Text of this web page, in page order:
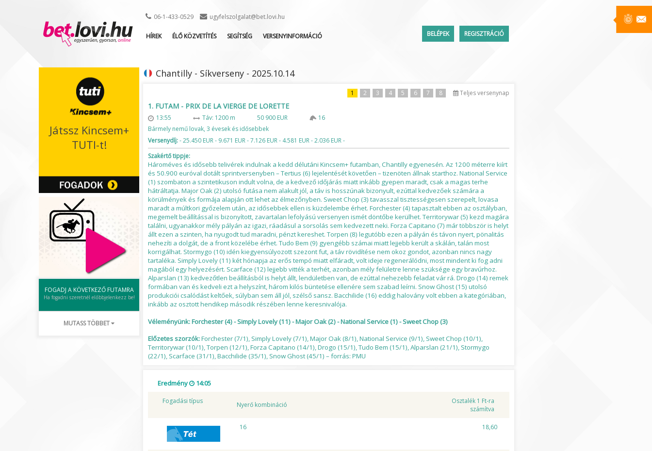
06-1-433-0529 ugyfelszolgalat@bet.lovi.hu
HÍREK ÉLŐ KÖZVETÍTÉS
SEGÍTSÉG
SEGÉDLET
GYAKORI KÉRDÉSEK
ÉLŐ KÖZVETÍTÉS
HÍRLEVÉL
DOKUMENTUMOK
VERSENYINFORMÁCIÓ
LEJELENTETTEK LISTÁJA
BELÉPEK REGISZTRÁCIÓ
Játssz Kincsem+
TUTI-t!
FOGADJ A KÖVETKEZŐ FUTAMRA
Ha fogadni szeretnél előbbjelenkezz be!
MUTASS TÖBBET
Chantilly - Síkverseny - 2025.10.14
Teljes versenynap
1 2 3 4 5 6 7 8
1. FUTAM - PRIX DE LA VIERGE DE LORETTE
13:55 Táv: 1200 m 50 900 EUR
16
Bármely nemű lovak, 3 évesek és idősebbek
Versenydíj:- 25.450 EUR - 9.671 EUR - 7.126 EUR - 4.581 EUR - 2.036 EUR -
Szakértő tippje:
Hároméves és idősebb telivérek indulnak a kedd délutáni Kincsem+ futamban, Chantilly egyenesén. Az 1200 méterre kiírt
és 50.900 euróval dotált sprintversenyben – Tertius (6) lejelentését követően – tizenöten állnak starthoz. National Service
(1) szombaton a szintetikuson indult volna, de a kedvező időjárás miatt inkább gyepen maradt, csak a magas terhe
hátráltatja. Major Oak (2) utolsó futása nem alakult jól, a táv is hosszúnak bizonyult, ezúttal kedvezőek számára a
körülmények és formája alapján ott lehet az élmezőnyben. Sweet Chop (3) tavasszal tisztességesen szerepelt, lovasa
maradt a múltkori győzelem után, az idősebbek ellen is küzdelembe érhet. Forchester (4) tapasztalt ebben az osztályban,
megemelt beállítással is bizonyított, zavartalan lefolyású versenyen ismét döntőbe kerülhet. Territorywar (5) kezd magára
találni, ugyanakkor mély pályán az igazi, ráadásul a sorsolás sem kedvezett neki. Forza Capitano (7) már többször is helyt
állt ezen a szinten, ha nyugodt tud maradni, pénzt kereshet. Torpen (8) legutóbb ezen a pályán és távon nyert, pönalitás
nehezíti a dolgát, de a front közelébe érhet. Tudo Bem (9) gyengébb számai miatt lejjebb került a skálán, talán most
korrigálhat. Stormygo (10) idén kiegyensúlyozott szezont fut, a táv rövidítése nem okoz gondot, azonban nincs nagy
tartaléka. Simply Lovely (11) két hónapja az erős tempó miatt elfáradt, volt ideje regenerálódni, most mindent ki fog adni
magából egy helyezésért. Scarface (12) lejjebb vitték a terhét, azonban mély felületre lenne szüksége egy bravúrhoz.
Alparslan (13) kedvezőtlen beállításból is helyt állt, lendületben van, de ezúttal nehezebb feladat vár rá. Drogo (14) remek
formában van és kedveli ezt a helyszínt, három kilós büntetése ellenére sem szabad leírni. Snow Ghost (15) utolsó
produkciói csalódást keltőek, súlyban sem áll jól, szélső sansz. Bacchilide (16) eddig halovány volt ebben a kategóriában,
inkább az osztott hendikep második részében lenne keresnivalója.
Véleményünk: Forchester (4) - Simply Lovely (11) - Major Oak (2) - National Service (1) - Sweet Chop (3)
Előzetes szorzók:Forchester (7/1), Simply Lovely (7/1), Major Oak (8/1), National Service (9/1), Sweet Chop (10/1),
Territorywar (10/1), Torpen (12/1), Forza Capitano (14/1), Drogo (15/1), Tudo Bem (15/1), Alparslan (21/1), Stormygo
(22/1), Scarface (31/1), Bacchilide (35/1), Snow Ghost (45/1) – forrás: PMU
Eredmény 14:05
Fogadási típus Nyerő kombináció
Osztalék 1 Ft-ra
számítva
Tét 16 18,60